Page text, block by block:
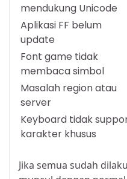
mendukung Unicode
Aplikasi FF belum
update
Font game tidak
membaca simbol
Masalah region atau
server
Keyboard tidak
karakter khusus
Jika semua sudah